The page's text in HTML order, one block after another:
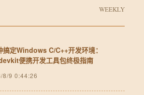
WEEKLY
搞定Windows C/C++开发环境：
便携开发工具包终极指南
8/9 0:44:26